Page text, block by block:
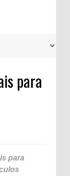
para
para